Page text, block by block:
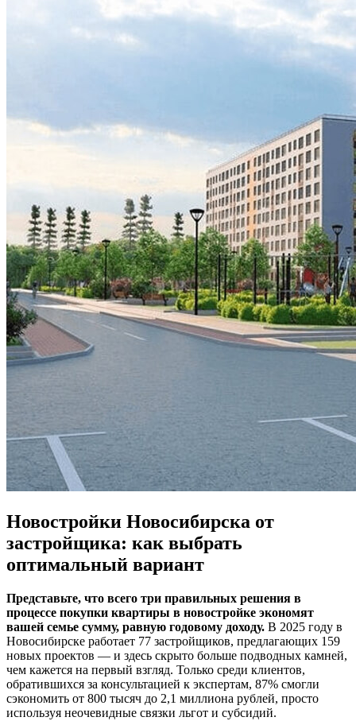
Новостройки Новосибирска от
застройщика: как выбрать
оптимальный вариант
Представьте, что всего три правильных решения в
процессе покупки квартиры в новостройке экономят
вашей семье сумму, равную годовому доходу. В 2025 году в
Новосибирске работает 77 застройщиков, предлагающих 159
новых проектов — и здесь скрыто больше подводных камней,
чем кажется на первый взгляд. Только среди клиентов,
обратившихся за консультацией к экспертам, 87% смогли
сэкономить от 800 тысяч до 2,1 миллиона рублей, просто
используя неочевидные связки льгот и субсидий.